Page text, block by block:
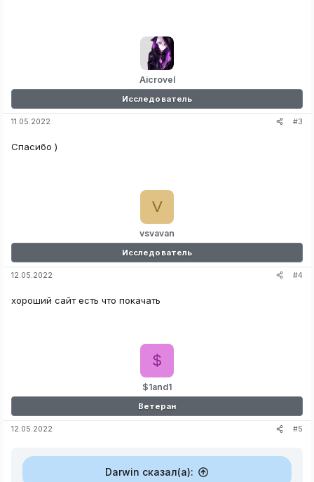
Aicrovel
Исследователь
11.05.2022 #3
Спасибо )
vsvavan
V
Исследователь
12.05.2022 #4
хороший сайт есть что покачать
$1and1
$
Ветеран
12.05.2022 #5
Darwin сказал(а):